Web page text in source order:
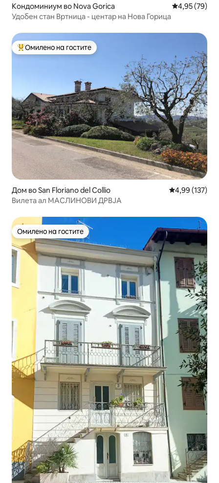
Кондоминиум во Nova Gorica Просечна
4,95 (79)
Удобен стан Вртница - центар на Нова Горица
Меѓу најуспешните „Омилени на гостите“
Омилено на гостите
Дом во San Floriano del Collio Просечна
4,99 (137)
Вилета ал МАСЛИНОВИ ДРВЈА
Омилено на гостите
Омилено на гостите